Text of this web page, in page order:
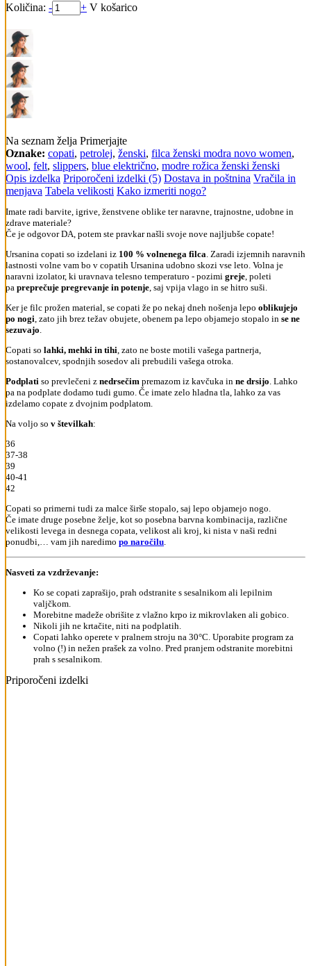
Količina: - + V košarico
Na seznam želja Primerjajte
Oznake: copati, petrolej, ženski, filca ženski modra novo women,
wool, felt, slippers, blue električno, modre rožica ženski ženski
Opis izdelka Priporočeni izdelki (5) Dostava in poštnina Vračila in
menjava Tabela velikosti Kako izmeriti nogo?
Imate radi barvite, igrive, ženstvene oblike ter naravne, trajnostne, udobne in
zdrave materiale?
Če je odgovor DA, potem ste pravkar našli svoje nove najljubše copate!
Ursanina copati so izdelani iz 100 % volnenega filca . Zaradi izjemnih naravnih
lastnosti volne vam bo v copatih Ursanina udobno skozi vse leto. Volna je
naravni izolator, ki uravnava telesno temperaturo - pozimi greje , poleti
pa preprečuje pregrevanje in potenje , saj vpija vlago in se hitro suši.
Ker je filc prožen material, se copati že po nekaj dneh nošenja lepo oblikujejo
po nogi , zato jih brez težav obujete, obenem pa lepo objamejo stopalo in se ne
sezuvajo
Copati so lahki, mehki in tihi , zato ne boste motili vašega partnerja,
sostanovalcev, spodnjih sosedov ali prebudili vašega otroka.
Podplati so prevlečeni z nedrsečim premazom iz kavčuka in ne drsijo . Lahko
pa na podplate dodamo tudi gumo. Če imate zelo hladna tla, lahko za vas
izdelamo copate z dvojnim podplatom.
Na voljo so v številkah:
36
37-38
39
40-41
42
Copati so primerni tudi za malce širše stopalo, saj lepo objamejo nogo.
Če imate druge posebne želje, kot so posebna barvna kombinacija, različne
velikosti levega in desnega copata, velikost ali kroj, ki nista v naši redni
ponudbi,… vam jih naredimo po naročilu
Nasveti za vzdrževanje:
Ko se copati zaprašijo, prah odstranite s sesalnikom ali lepilnim
valjčkom.
Morebitne madeže obrišite z vlažno krpo iz mikrovlaken ali gobico.
Nikoli jih ne krtačite, niti na podplatih.
Copati lahko operete v pralnem stroju na 30°C. Uporabite program za
volno (!) in nežen prašek za volno. Pred pranjem odstranite morebitni
prah s sesalnikom.
Priporočeni izdelki